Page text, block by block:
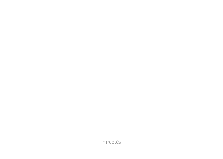
hirdetés